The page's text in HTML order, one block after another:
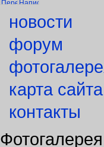
форум
фотогалерея
карта сайта
контакты
Фотогалерея